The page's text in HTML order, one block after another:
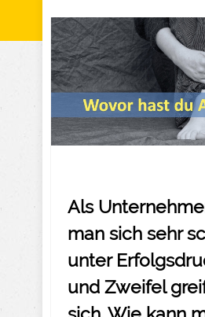
Als
man sich sehr
unter
und Zweifel